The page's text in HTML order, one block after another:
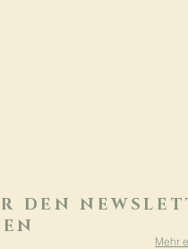
DEN
Mehr